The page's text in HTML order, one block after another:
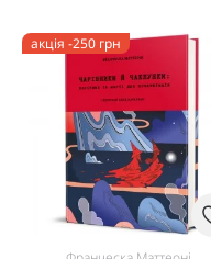
акція -250 грн